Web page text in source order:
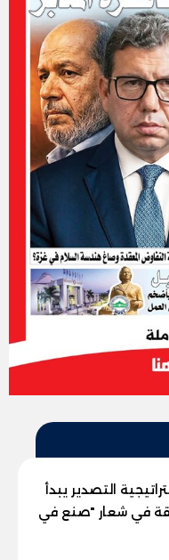
التصدير يبدأ
في شعار "صنع في